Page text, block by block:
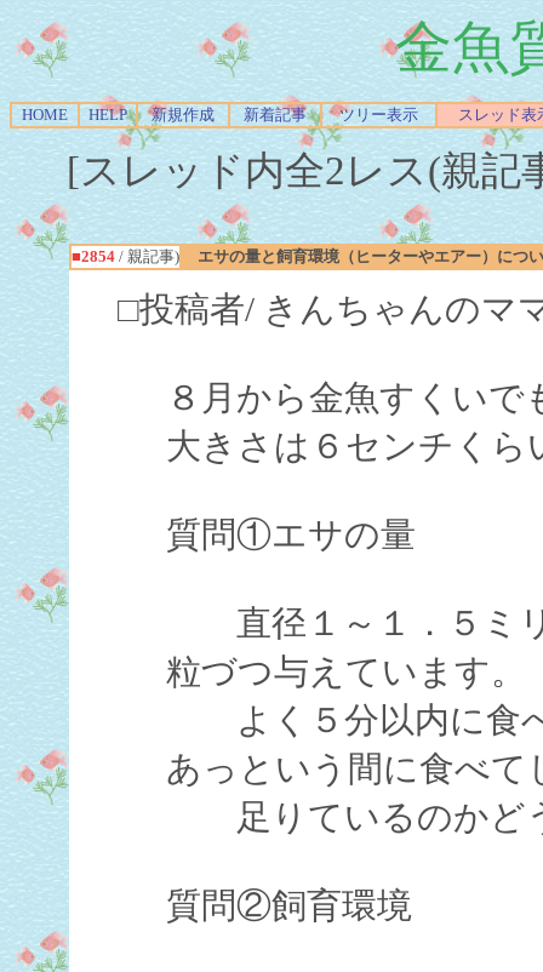
金魚
HOME HELP 新規作成 新着記事 ツリー表示 スレッド表
[スレッド内全2レス(親記
■2854/ 親記事) エサの量と飼育環境（ヒーターやエアー）につ
□投稿者/ きんちゃんのマ
８月から金魚すくい
大きさは６センチくら
質問①エサの量
直径１～１．５ミリ
粒づつ与えています。
よく５分以内に食べ
あっという間に食べて
足りているのかど
質問②飼育環境